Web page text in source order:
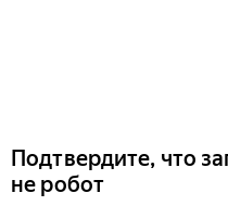
Подтвердите, что
не робот